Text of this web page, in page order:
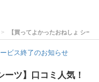
【買ってよかったおねしょ シー
ビス終了のお知らせ
ーツ】口コミ人気！